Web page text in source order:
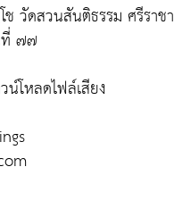
วัดสวนสันติธรรม ศรีราชา
๗๗
โหลดไฟล์เสียง